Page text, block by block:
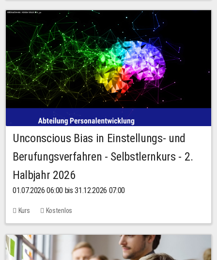
Unconscious Bias in Einstellungs- und
Berufungsverfahren - Selbstlernkurs - 2.
Halbjahr 2026
01.07.2026 06:00 bis 31.12.2026 07:00
Kurs Kostenlos